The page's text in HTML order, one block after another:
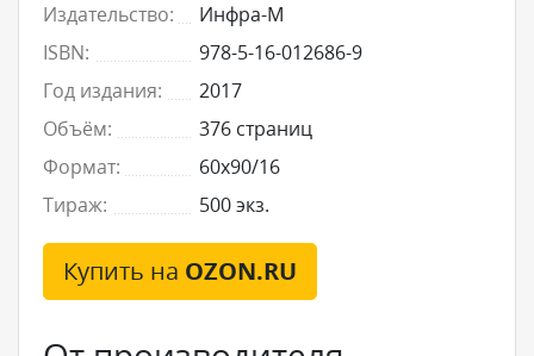
Издательство:
Инфра-М
ISBN:
978-5-16-012686-9
Год издания:
2017
Объём:
376 страниц
Формат:
60x90/16
Тираж:
500 экз.
Купить на OZON.RU